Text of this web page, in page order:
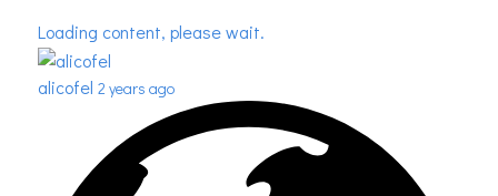
Loading content, please wait.
alicofel 2 years ago